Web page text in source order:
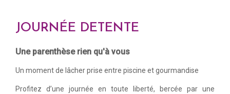
JOURNÉE DETENTE
Une parenthèse rien qu'à vous
Un moment de lâcher prise entre piscine et gourmandise
Profitez d’une journée en toute liberté, bercée par une